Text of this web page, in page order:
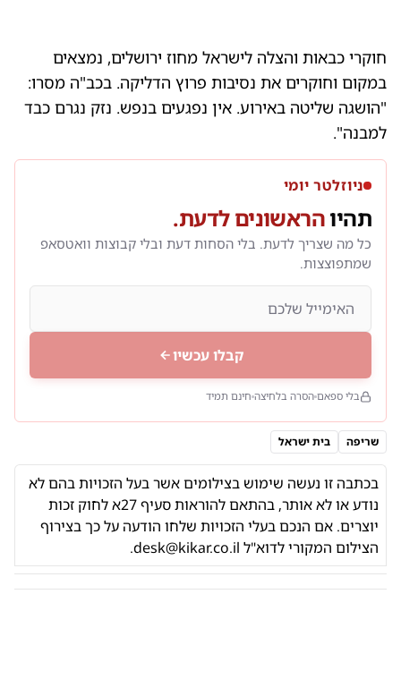
חוקרי כבאות והצלה לישראל מחוז ירושלים, נמצאים
במקום וחוקרים את נסיבות פרוץ הדליקה. בכב"ה מסרו:
"הושגה שליטה באירוע. אין נפגעים בנפש. נזק נגרם כבד
למבנה".
ניוזלטר יומי
תהיוהראשונים לדעת.
כל מה שצריך לדעת. בלי הסחות דעת ובלי קבוצות וואטסאפ
שמתפוצצות.
קבלו עכשיו
בלי ספאם הסרה בלחיצה חינם תמיד
שריפה בית ישראל
בכתבה זו נעשה שימוש בצילומים אשר בעל הזכויות בהם לא
נודע או לא אותר, בהתאם להוראות
סעיף 27א לחוק זכות
יוצרים. אם הנכם בעלי הזכויות שלחו הודעה על כך בצירוף
הצילום המקורי לדוא"ל desk@kikar.co.il
.